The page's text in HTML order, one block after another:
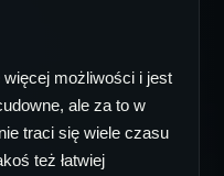
możliwości i jest
ale za to w
traci się wiele czasu
też łatwiej